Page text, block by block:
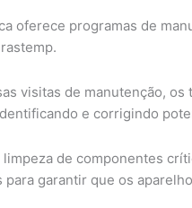
oferece programas de
visitas de manutenção,
e corrigindo
limpeza de componentes
para garantir que os